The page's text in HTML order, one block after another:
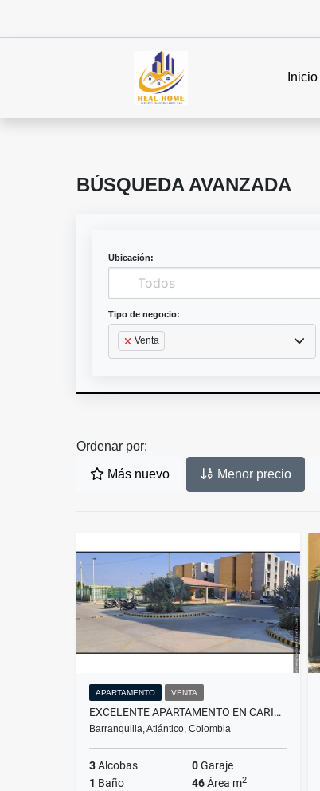
Inicio
BÚSQUEDA AVANZADA
Ubicación:
Tipo de negocio:
Venta
Ordenar por:
Más nuevo Menor precio
APARTAMENTO VENTA
EXCELENTE APARTAMENTO EN CARIBE VERDE, PALMERAS DEL CARIBE II
Barranquilla, Atlántico, Colombia
3Alcobas 0Garaje
1 Baño 46Área m2